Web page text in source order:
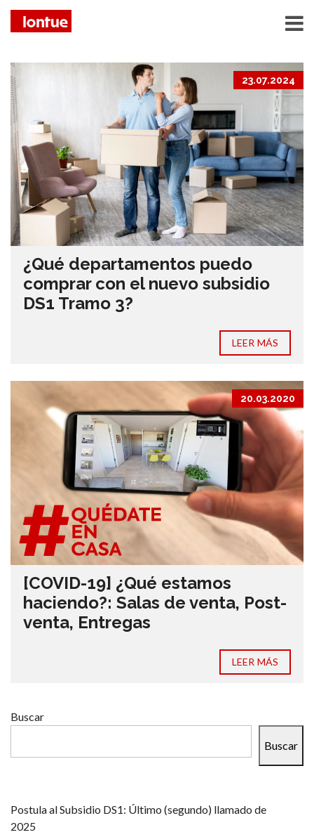
23.07.2024
¿Qué departamentos puedo
comprar con el nuevo subsidio
DS1 Tramo 3?
LEER MÁS
20.03.2020
[COVID-19] ¿Qué estamos
haciendo?: Salas de venta, Post-
venta, Entregas
LEER MÁS
Buscar
Buscar
Postula al Subsidio DS1: Último (segundo) llamado de
2025